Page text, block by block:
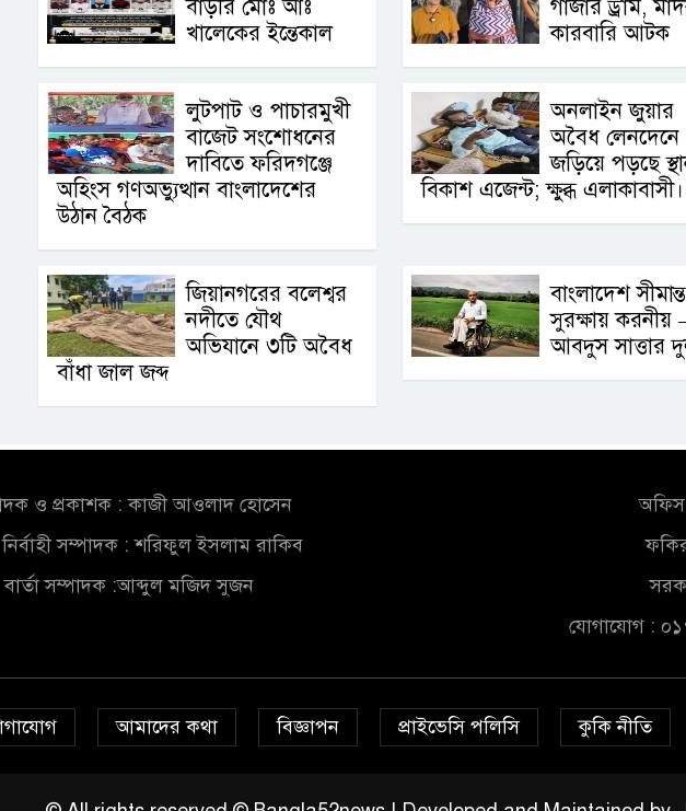
বাড়ীর মোঃ আঃ
খালেকের ইন্তেকাল
গাঁজার ড্রাম,
কারবারি আটক
লুটপাট ও পাচারমুখী
বাজেট সংশোধনের
দাবিতে ফরিদগঞ্জে
অহিংস গণঅভ্যুত্থান বাংলাদেশের
উঠান বৈঠক
অনলাইন জুয়ার
অবৈধ লেনদেনে
জড়িয়ে পড়ছে
বিকাশ এজেন্ট; ক্ষুব্ধ
জিয়ানগরের বলেশ্বর
নদীতে যৌথ
অভিযানে ৩টি অবৈধ
বাঁধা জাল জব্দ
বাংলাদেশ সীমান্ত
সুরক্ষায় করনীয়
আবদুস সাত্তার
ও প্রকাশক : কাজী আওলাদ হোসেন
নির্বাহী সম্পাদক : শরিফুল ইসলাম রাকিব
বার্তা সম্পাদক :আব্দুল মজিদ সুজন
যোগাযোগ :
আমাদের কথা বিজ্ঞাপন প্রাইভেসি পলিসি কুকি নীতি